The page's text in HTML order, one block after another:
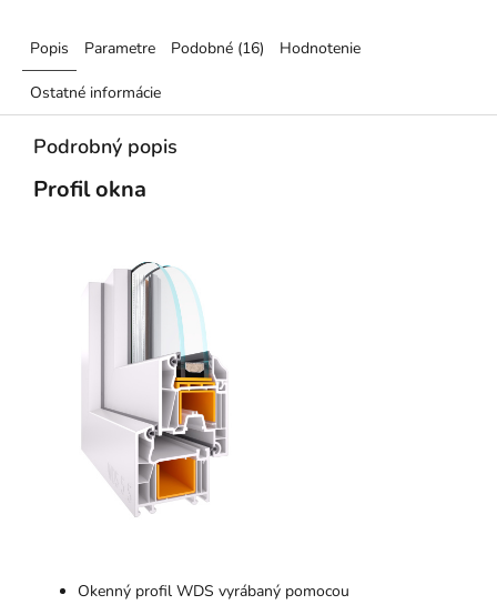
Popis Parametre Podobné (16) Hodnotenie
Ostatné informácie
Podrobný popis
Profil okna
Okenný profil WDS vyrábaný pomocou